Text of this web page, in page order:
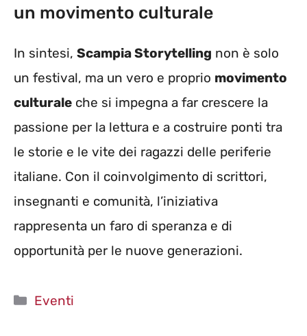
un movimento culturale
In sintesi, Scampia Storytelling non è solo
un festival, ma un vero e proprio movimento
culturale che si impegna a far crescere la
passione per la lettura e a costruire ponti tra
le storie e le vite dei ragazzi delle periferie
italiane. Con il coinvolgimento di scrittori,
insegnanti e comunità, l’iniziativa
rappresenta un faro di speranza e di
opportunità per le nuove generazioni.
Categorie
Eventi